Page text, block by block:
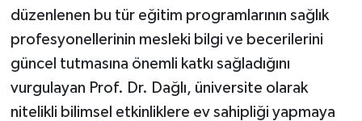
düzenlenen bu tür eğitim programlarının sağlık
profesyonellerinin mesleki bilgi ve becerilerini
güncel tutmasına önemli katkı sağladığını
vurgulayan Prof. Dr. Dağlı, üniversite olarak
nitelikli bilimsel etkinliklere ev sahipliği yapmaya